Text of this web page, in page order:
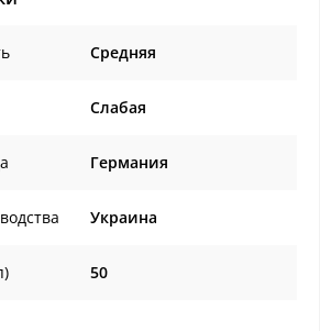
Средняя
Слабая
Германия
Украина
50